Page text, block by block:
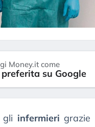
Money.it come
su Google
gli infermieri grazie
alla
il
«La mia
in preda
della
Kospi,
30 luglio 2026